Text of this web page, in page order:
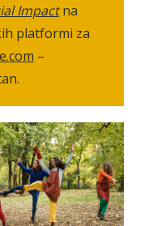
Impactna
platformi za
–